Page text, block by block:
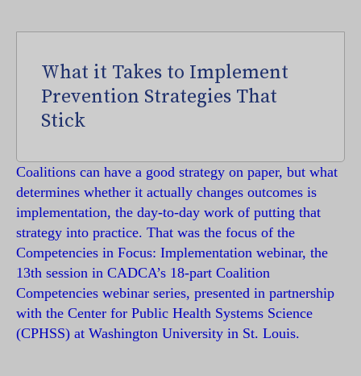
What it Takes to Implement
Prevention Strategies That
Stick
Coalitions can have a good strategy on paper, but what
determines whether it actually changes outcomes is
implementation, the day-to-day work of putting that
strategy into practice. That was the focus of the
Competencies in Focus: Implementation webinar, the
13th session in CADCA’s 18-part Coalition
Competencies webinar series, presented in partnership
with the Center for Public Health Systems Science
(CPHSS) at Washington University in St. Louis.